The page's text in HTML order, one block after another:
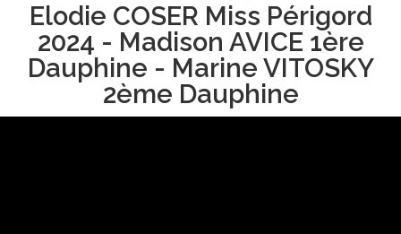
Elodie COSER Miss Périgord
2024 - Madison AVICE 1ère
Dauphine - Marine VITOSKY
2ème Dauphine